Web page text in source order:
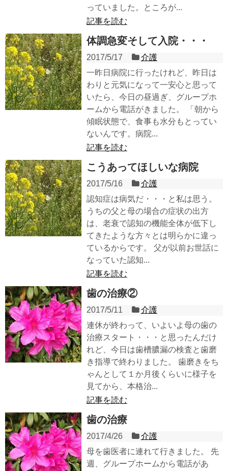
っていました。ところが...
記事を読む
体調急変そして入院・・・
2017/5/17
介護
一昨日病院に行ったけれど、昨日は
わりと元気になって一安心と思って
いたら、今日の昼過ぎ、グループホ
ームから電話がきました。 「朝から
傾眠状態で、食事も水分もとってい
ないんです。病院...
記事を読む
こうあってほしいな病院
2017/5/16
介護
認知症は病気だ・・・と私は思う。
うちの父と母の場合の症状の出方
は、老衰で認知の機能全体が低下し
てきたような方々とは明らかに違っ
ているからです。 父が以前お世話に
なっていた認知...
記事を読む
歯の治療②
2017/5/11
介護
連休が終わって、いよいよ母の歯の
治療スタート・・・と思ったんだけ
れど、今日は歯槽膿漏の検査と歯磨
き指導で終わりました。 歯磨きをち
ゃんとして１か月後くらいに様子を
見てから、本格治...
記事を読む
歯の治療
2017/4/26
介護
母を歯医者に連れて行きました。 先
週、グループホームから電話があ